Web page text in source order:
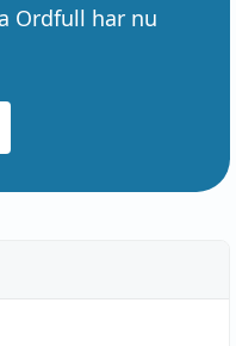
Ordfull har nu